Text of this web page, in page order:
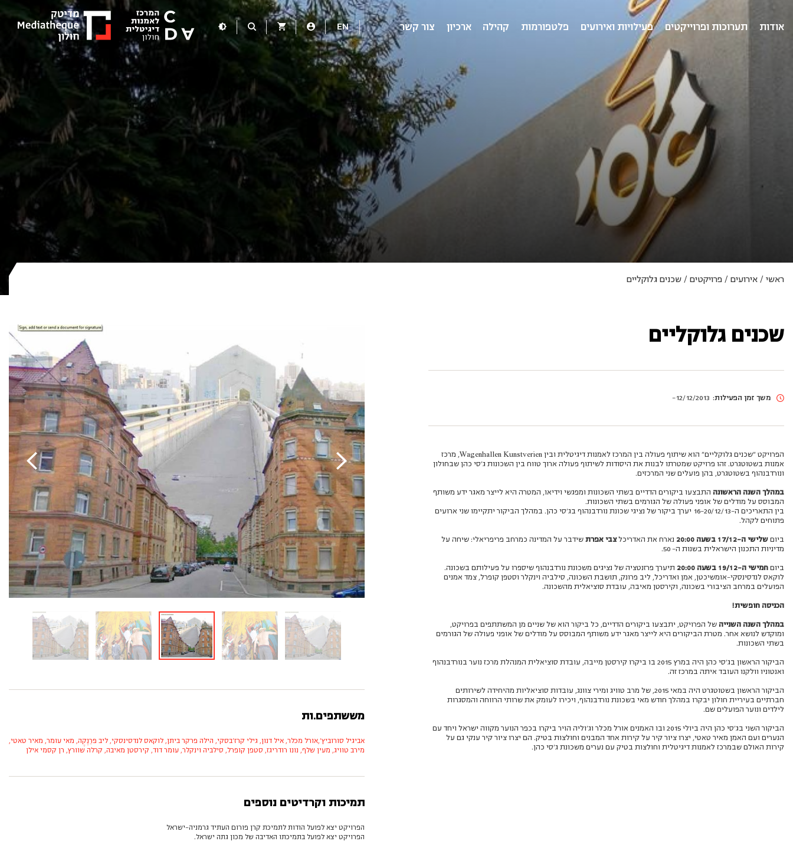
אודות תערוכות ופרוייקטים פעילויות ואירועים פלטפורמות קהילה ארכיון צור קשר EN
ראשי / אירועים / פרויקטים / שכנים גלוקליים
שכנים גלוקליים
משך זמן הפעילות: 12/12/2013-
הפרויקט "שכנים גלוקליים" הוא שיתוף פעולה בין המרכז לאמנות דיגיטלית ובין Wagenhallen Kunstverien, מרכז
אמנות בשטוטגרט. זהו פרויקט שמטרתו לבנות את היסודות לשיתוף פעולה ארוך טווח בין השכונות ג’סי כהן שבחולון
ונורדבנהוף בשטוטגרט, בהן פועלים שני המרכזים.
במהלך השנה הראשונה התבצעו ביקורים הדדיים בשתי השכונות ומפגשי וידיאו, המטרה היא לייצר מאגר ידע משותף
המבוסס על מודלים של אופני פעולה של הגורמים בשתי השכונות.
בין התאריכים ה-16-20/12/13 יערך ביקור של נציגי שכונת נורדבנהוף בג’סי כהן. במהלך הביקור יתקיימו שני ארועים
פתוחים לקהל.
ביום שלישי ה-17/12 בשעה 20:00 נארח את האדריכלצבי אפרת שידבר על המדינה כמרחב פריפריאלי: שיחה על
מדיניות התכנון הישראלית בשנות ה- 50.
ביום חמישי ה-19/12 בשעה 20:00
תיערך פרזנטציה של נציגים משכונת נורדבנהוף שיספרו על פעילותם בשכונה.
לוקאס לנדסינסקי-אומשיכטן, אמן ואדריכל, ליב פרונק, תושבת השכונה, סילביה וינקלר וסטפן קופרל, צמד אמנים
הפועלים במרחב הציבורי בשכונה, וקירסטן מאיבה, עובדת סוציאלית מהשכונה.
הכניסה חופשית!
במהלך השנה השנייה של הפרויקט, יתבצעו ביקורים הדדיים, כל ביקור הוא של שניים מן המשתתפים בפרויקט,
ומוקדש לנושא אחר. מטרת הביקורים היא לייצר מאגר ידע משותף המבוסס על מודלים של אופני פעולה של הגורמים
בשתי השכונות.
הביקור הראשון בג’סי כהן היה במרץ 2015 בו ביקרו קירסטן מייבה, עובדת סוציאלית המנהלת מרכז נוער בנורדבנהוף
ואנטוניו וולקנו העובד איתה במרכז זה.
הביקור הראשון בשטוטגרט היה במאי 2015, של מרב טוויג ומירי צוונג, עובדות סוציאליות מהיחידה לשירותים
חברתיים בעיריית חולון יבקרו במהלך חודש מאי בשכונת נורדבנהוף, ויכירו לעומק את שרותי הרווחה והמסגרות
לילדים ונוער הפועלים שם.
הביקור השני בג’סי כהן היה ביולי 2015 ובו האמנים אורל מכלר וג’וליה הויר ביקרו בכפר הנוער מקווה ישראל ויחד עם
הנערים ועם האמן מאיר טאטי, יצרו ציור קיר על קירות אחד המבנים וחולצות בטיק. הם יצרו ציור קיר ענקי גם על
קירות האולם שבמרכז לאמנות דיגיטלית וחולצות בטיק עם נערים משכונת ג’סי כהן.
מששתפים.ות
אביגיל סורוביץ',אורל מכלר, איל דנון, גילי קרז'בסקי, הילה פרקר ביתן, לוקאס לנדסינסקי, ליב פּרֵנֶקֶה, מאי עומר, מאיר טאטי,
מירב טוויג, מעין שלף, נונו רודריגז, סטפן קופרל, סילביה וינקלר, עומר דוד, קירסטן מאיבה, קרלה שוורץ, רן קסמי אילן
תמיכות וקרדיטים נוספים
הפרויקט יצא לפועל הודות לתמיכת קרן פורום העתיד גרמניה-ישראל
הפרויקט יצא לפועל בתמיכתו האדיבה של מכון גתה ישראל.